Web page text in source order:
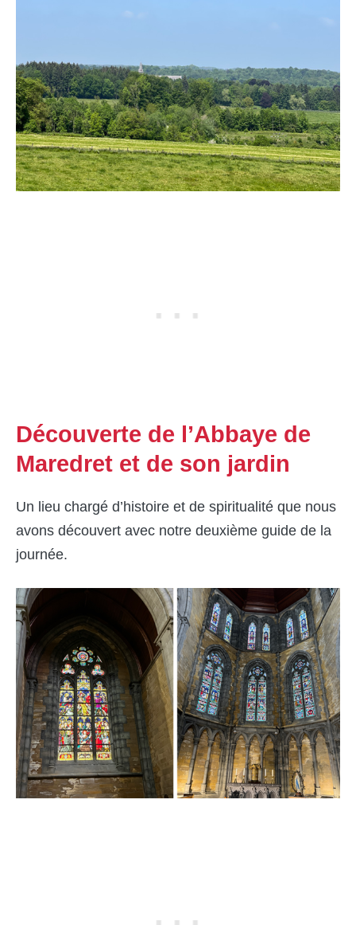
Découverte de l’Abbaye de
Maredret et de son jardin
Un lieu chargé d’histoire et de spiritualité que nous
avons découvert avec notre deuxième guide de la
journée.